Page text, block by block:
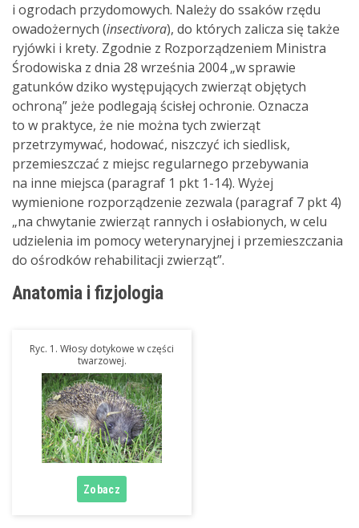
i ogrodach przydomowych. Należy do ssaków rzędu
owadożernych (insectivora), do których zalicza się także
ryjówki i krety. Zgodnie z Rozporządzeniem Ministra
Środowiska z dnia 28 września 2004 „w sprawie
gatunków dziko występujących zwierząt objętych
ochroną” jeże podlegają ścisłej ochronie. Oznacza
to w praktyce, że nie można tych zwierząt
przetrzymywać, hodować, niszczyć ich siedlisk,
przemieszczać z miejsc regularnego przebywania
na inne miejsca (paragraf 1 pkt 1-14). Wyżej
wymienione rozporządzenie zezwala (paragraf 7 pkt 4)
„na chwytanie zwierząt rannych i osłabionych, w celu
udzielenia im pomocy weterynaryjnej i przemieszczania
do ośrodków rehabilitacji zwierząt”.
Anatomia i fizjologia
Ryc. 1. Włosy dotykowe w części
twarzowej.